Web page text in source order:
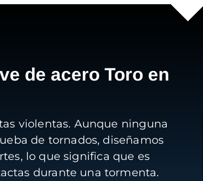
de acero Toro en
violentas. Aunque ninguna
de tornados, diseñamos
lo que significa que es
durante una tormenta.